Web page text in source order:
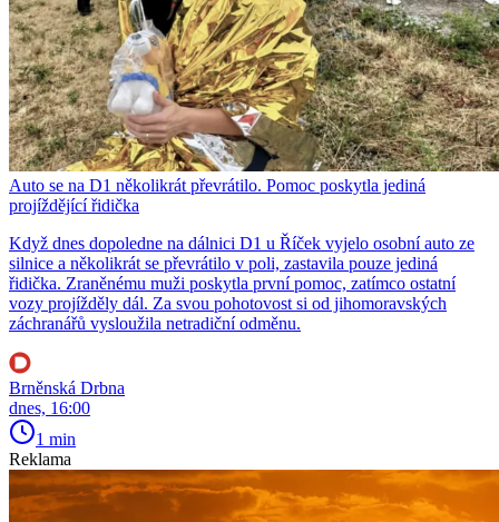
Auto se na D1 několikrát převrátilo. Pomoc poskytla jediná
projíždějící řidička
Když dnes dopoledne na dálnici D1 u Říček vyjelo osobní auto ze
silnice a několikrát se převrátilo v poli, zastavila pouze jediná
řidička. Zraněnému muži poskytla první pomoc, zatímco ostatní
vozy projížděly dál. Za svou pohotovost si od jihomoravských
záchranářů vysloužila netradiční odměnu.
Brněnská Drbna
dnes, 16:00
1 min
Reklama